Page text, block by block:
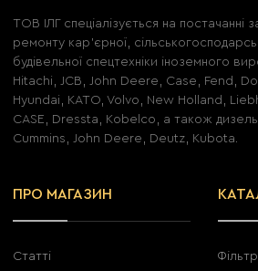
ТОВ ІЛГ спеціалізується на постачанні
ремонту кар'єрної,
будівельної спецтехніки іноземного
Hitachi, JCB, John Deere, Case, Fend,
Hyundai, KATO, Volvo, New Holland,
CASE, Dressta, Kobelco, а також
Cummins, John Deere, Deutz, Kubota.
ПРО МАГАЗИН
Статті